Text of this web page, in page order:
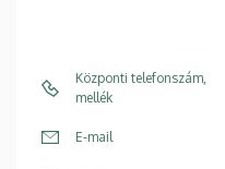
Központi telefonszám,
mellék
E-mail